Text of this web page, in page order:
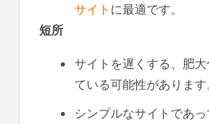
サイトに最適です。
短所
サイトを遅くする、肥
ている可能性があります
シンプルなサイトであ